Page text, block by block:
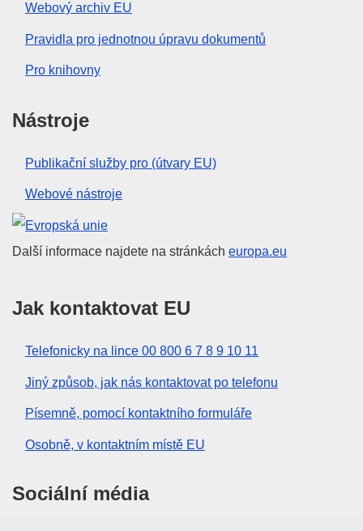
Webový archiv EU
Pravidla pro jednotnou úpravu dokumentů
Pro knihovny
Nástroje
Publikační služby pro (útvary EU)
Webové nástroje
Evropská unie
Další informace najdete na stránkách europa.eu
Jak kontaktovat EU
Telefonicky na lince 00 800 6 7 8 9 10 11
Jiný způsob, jak nás kontaktovat po telefonu
Písemně, pomocí kontaktního formuláře
Osobně, v kontaktním místě EU
Sociální média